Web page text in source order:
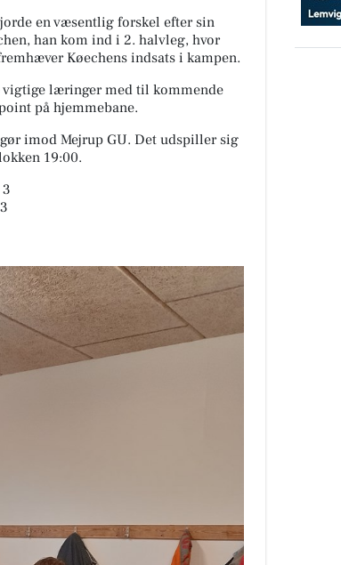
en væsentlig forskel efter sin
han kom ind i 2. halvleg, hvor
Køechens indsats i kampen.
vigtige læringer med til kommende
på hjemmebane.
imod Mejrup GU. Det udspiller sig
19:00.